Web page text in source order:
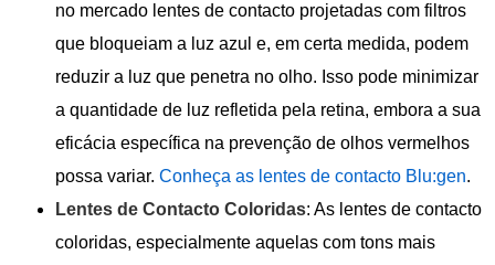
no mercado lentes de contacto projetadas com filtros
que bloqueiam a luz azul e, em certa medida, podem
reduzir a luz que penetra no olho. Isso pode minimizar
a quantidade de luz refletida pela retina, embora a sua
eficácia específica na prevenção de olhos vermelhos
possa variar. Conheça as lentes de contacto Blu:gen.
Lentes de Contacto Coloridas: As lentes de contacto
coloridas, especialmente aquelas com tons mais